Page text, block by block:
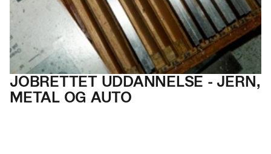
JOBRETTET UDDANNELSE - JERN,
METAL OG AUTO